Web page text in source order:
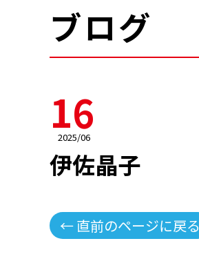
ブログ
16
2025/06
伊佐晶子
← 直前のページに戻る